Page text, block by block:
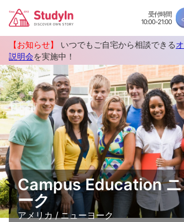
受付時間
10:00-21:00
【お知らせ】 いつでもご自宅から相談できる
説明会を実施中！
Campus Education
ーク
アメリカ / ニューヨーク